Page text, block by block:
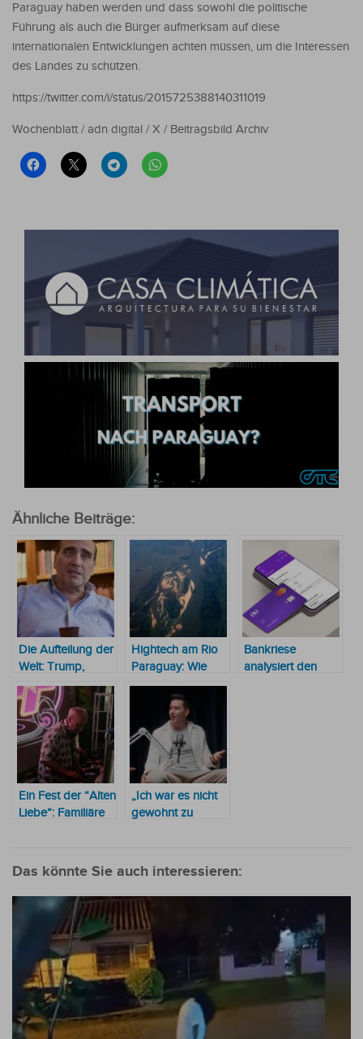
Paraguay haben werden und dass sowohl die politische
Führung als auch die Bürger aufmerksam auf diese
internationalen Entwicklungen achten müssen, um die Interessen
des Landes zu schützen.
https://twitter.com/i/status/2015725388140311019
Wochenblatt / adn digital / X / Beitragsbild Archiv
Ähnliche Beiträge:
Die Aufteilung der
Welt: Trump,
Venezuela und
die Entstehung
einer neuen
Weltordnung
Hightech am Rio
Paraguay: Wie
Drohnen einen
150 Jahre alten
Vertrag klären
Bankriese
analysiert den
Ein Fest der “Alten
Liebe“: Familiäre
Mario Ferreiro
Stimmung
„Ich war es nicht
gewohnt zu
% all in mit
Das könnte Sie auch interessieren: